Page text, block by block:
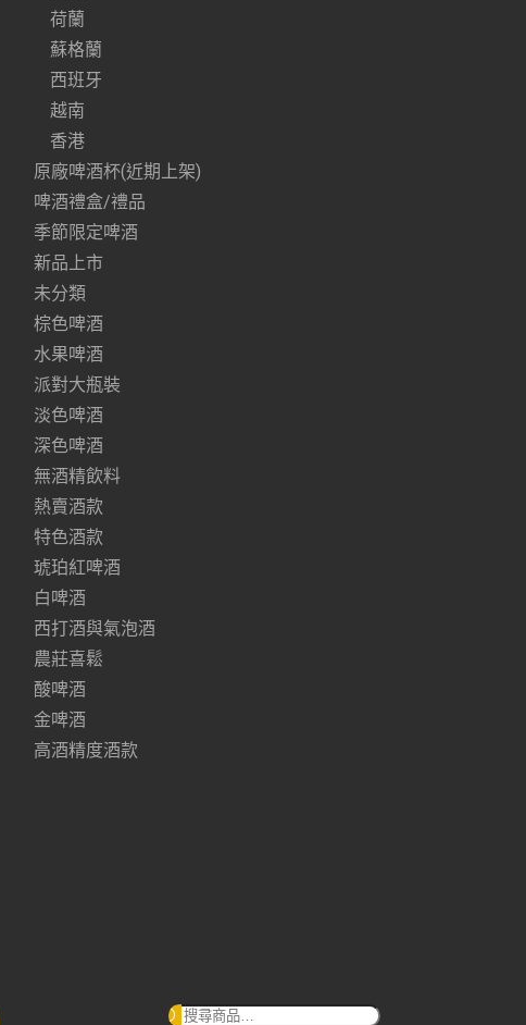
荷蘭
蘇格蘭
西班牙
越南
香港
原廠啤酒杯(近期上架)
啤酒禮盒/禮品
季節限定啤酒
新品上市
未分類
棕色啤酒
水果啤酒
派對大瓶裝
淡色啤酒
深色啤酒
無酒精飲料
熱賣酒款
特色酒款
琥珀紅啤酒
白啤酒
西打酒與氣泡酒
農莊喜鬆
酸啤酒
金啤酒
高酒精度酒款
搜